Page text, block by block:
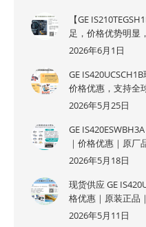
【GE
足，价格优势明显
2026年6月1日
GE
价格优惠，支持全
2026年5月25日
GE
｜价格优惠｜原厂
2026年5月18日
现货供应 GE
格优惠｜原装正品
2026年5月11日